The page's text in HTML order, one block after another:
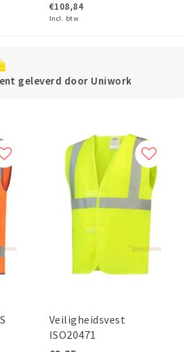
€108,84
Incl. btw
Betaal veilig direct of achteraf met
Veiligheidsvest
ISO20471